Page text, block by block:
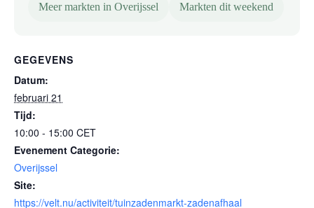
Meer markten in Overijssel Markten dit weekend
GEGEVENS
Datum:
februari 21
Tijd:
10:00 - 15:00 CET
Evenement Categorie:
Overijssel
Site:
https://velt.nu/activiteit/tuinzadenmarkt-zadenafhaal